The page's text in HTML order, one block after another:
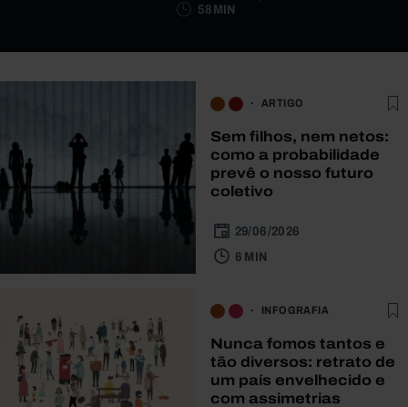
58 MIN
ARTIGO
Sem filhos, nem netos:
como a probabilidade
prevê o nosso futuro
coletivo
29/06/2026
6 MIN
INFOGRAFIA
Nunca fomos tantos e
tão diversos: retrato de
um país envelhecido e
com assimetrias